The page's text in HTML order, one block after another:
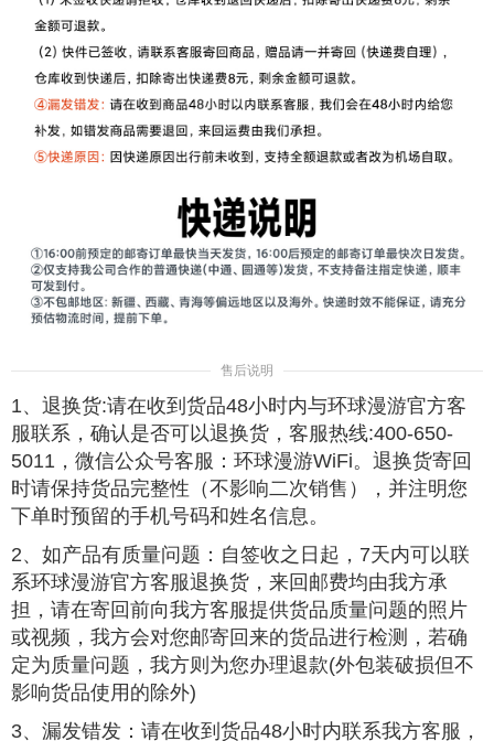
售后说明
1、退换货:请在收到货品48小时内与环球漫游官方客
服联系，确认是否可以退换货，客服热线:400-650-
5011，微信公众号客服：环球漫游WiFi。退换货寄回
时请保持货品完整性（不影响二次销售），并注明您
下单时预留的手机号码和姓名信息。
2、如产品有质量问题：自签收之日起，7天内可以联
系环球漫游官方客服退换货，来回邮费均由我方承
担，请在寄回前向我方客服提供货品质量问题的照片
或视频，我方会对您邮寄回来的货品进行检测，若确
定为质量问题，我方则为您办理退款(外包装破损但不
影响货品使用的除外)
3、漏发错发：请在收到货品48小时内联系我方客服，